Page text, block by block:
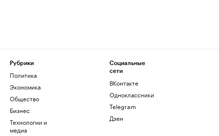
Рубрики
Политика
Экономика
Общество
Бизнес
Технологии и
медиа
Социальные
сети
ВКонтакте
Одноклассники
Telegram
Дзен